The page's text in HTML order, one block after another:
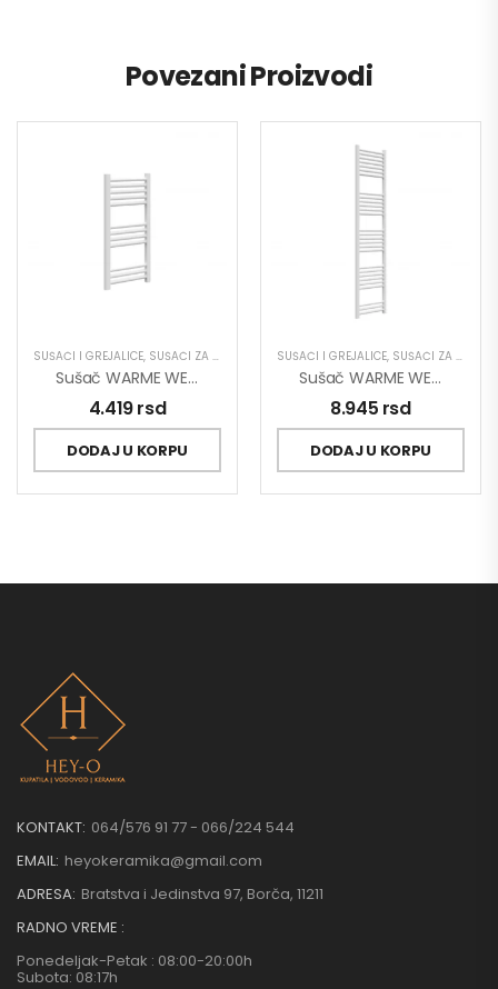
Povezani Proizvodi
SUŠAČI I GREJALICE, SUŠAČI ZA KUPATILO
Sušač WARME WERRA 400×800 Beli
4.419rsd
DODAJ U KORPU
SUŠAČI I GREJALICE, SUŠAČI ZA KUPATILO
Sušač WARME WERRA 400×1800 Beli
8.945 rsd
DODAJ U KORPU
KONTAKT: 064/576 91 77 - 066/224 544
EMAIL: heyokeramika@gmail.com
ADRESA: Bratstva i Jedinstva 97, Borča, 11211
RADNO VREME :
Ponedeljak-Petak : 08:00-20:00h
Subota: 08:17h